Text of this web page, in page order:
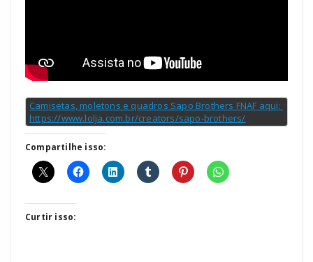
Camisetas, moletons e quadros Sapo Brothers FNAF aqui:
https://www.lolja.com.br/creators/sapo-brothers/
Compartilhe isso:
Curtir isso: